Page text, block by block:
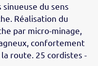
du sens
Réalisation du
par micro-minage,
confortement
route. 25 cordistes -